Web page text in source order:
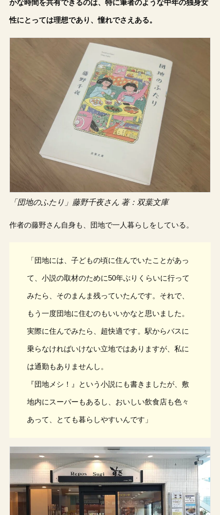
かな時間を共有できるのは、特に筆者のような中年の独身女
性にとっては理想であり、憧れでさえある。
「団地のふたり」藤野千夜さん 著：双葉文庫
作者の藤野さん自身も、団地で一人暮らしをしている。
「団地には、子どもの頃に住んでいたことがあっ
て、小説の取材のために50年ぶりくらいに行って
みたら、そのまんま残っていたんです。それで、
もう一度団地に住むのもいいかなと思いました。
実際に住んでみたら、超快適です。駅からバスに
乗らなければいけない立地ではありますが、私に
は通勤もありませんし。
『団地メシ！』という小説にも書きましたが、敷
地内にスーパーもあるし、おいしい飲食店も色々
あって、とても暮らしやすいんです」